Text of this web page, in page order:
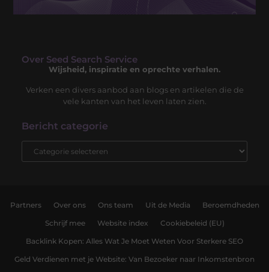
Over Seed Search Service
Wijsheid, inspiratie en oprechte verhalen.
Verken een divers aanbod aan blogs en artikelen die de
vele kanten van het leven laten zien.
Bericht categorie
Partners Over ons Ons team Uit de Media Beroemdheden
Schrijf mee Website index Cookiebeleid (EU)
Backlink Kopen: Alles Wat Je Moet Weten Voor Sterkere SEO
Geld Verdienen met je Website: Van Bezoeker naar Inkomstenbron